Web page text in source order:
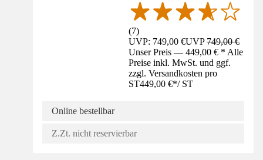
(7)
UVP: 749,00 €UVP749,00 €
Unser Preis — 449,00 € * Alle
Preise inkl. MwSt. und ggf.
zzgl. Versandkosten pro
ST449,00 €*/ ST
Online bestellbar
Z.Zt. nicht reservierbar